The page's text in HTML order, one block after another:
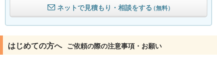
ネットで見積もり・相談をする（無料）
はじめての方へ ご依頼の際の注意事項・お願い